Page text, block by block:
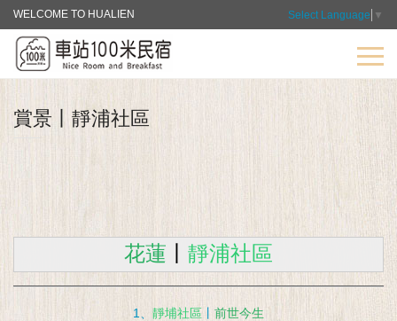
WELCOME TO HUALIEN Select Language ▼
賞景丨靜浦社區
花蓮 靜浦社區
1、 靜埔社區
前世今生